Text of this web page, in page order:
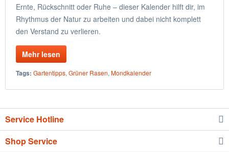
Ernte, Rückschnitt oder Ruhe – dieser Kalender hilft dir, im
Rhythmus der Natur zu arbeiten und dabei nicht komplett
den Verstand zu verlieren.
Mehr lesen
Tags: Gartentipps, Grüner Rasen, Mondkalender
Service Hotline
Shop Service